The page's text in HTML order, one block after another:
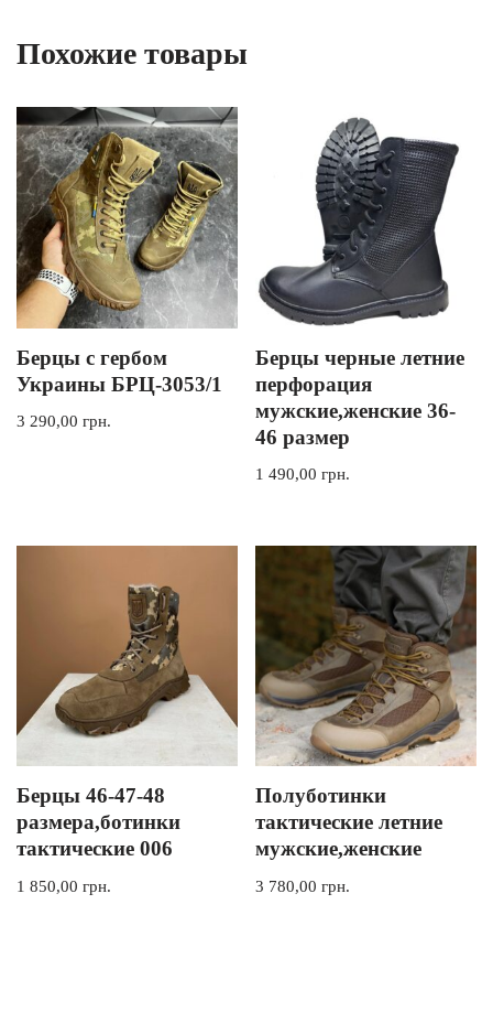
Похожие товары
Берцы с гербом
Украины БРЦ-3053/1
3 290,00 грн.
Берцы черные летние
перфорация
мужские,женские 36-
46 размер
1 490,00грн.
Берцы 46-47-48
размера,ботинки
тактические 006
1 850,00 грн.
Полуботинки
тактические летние
мужские,женские
3 780,00грн.